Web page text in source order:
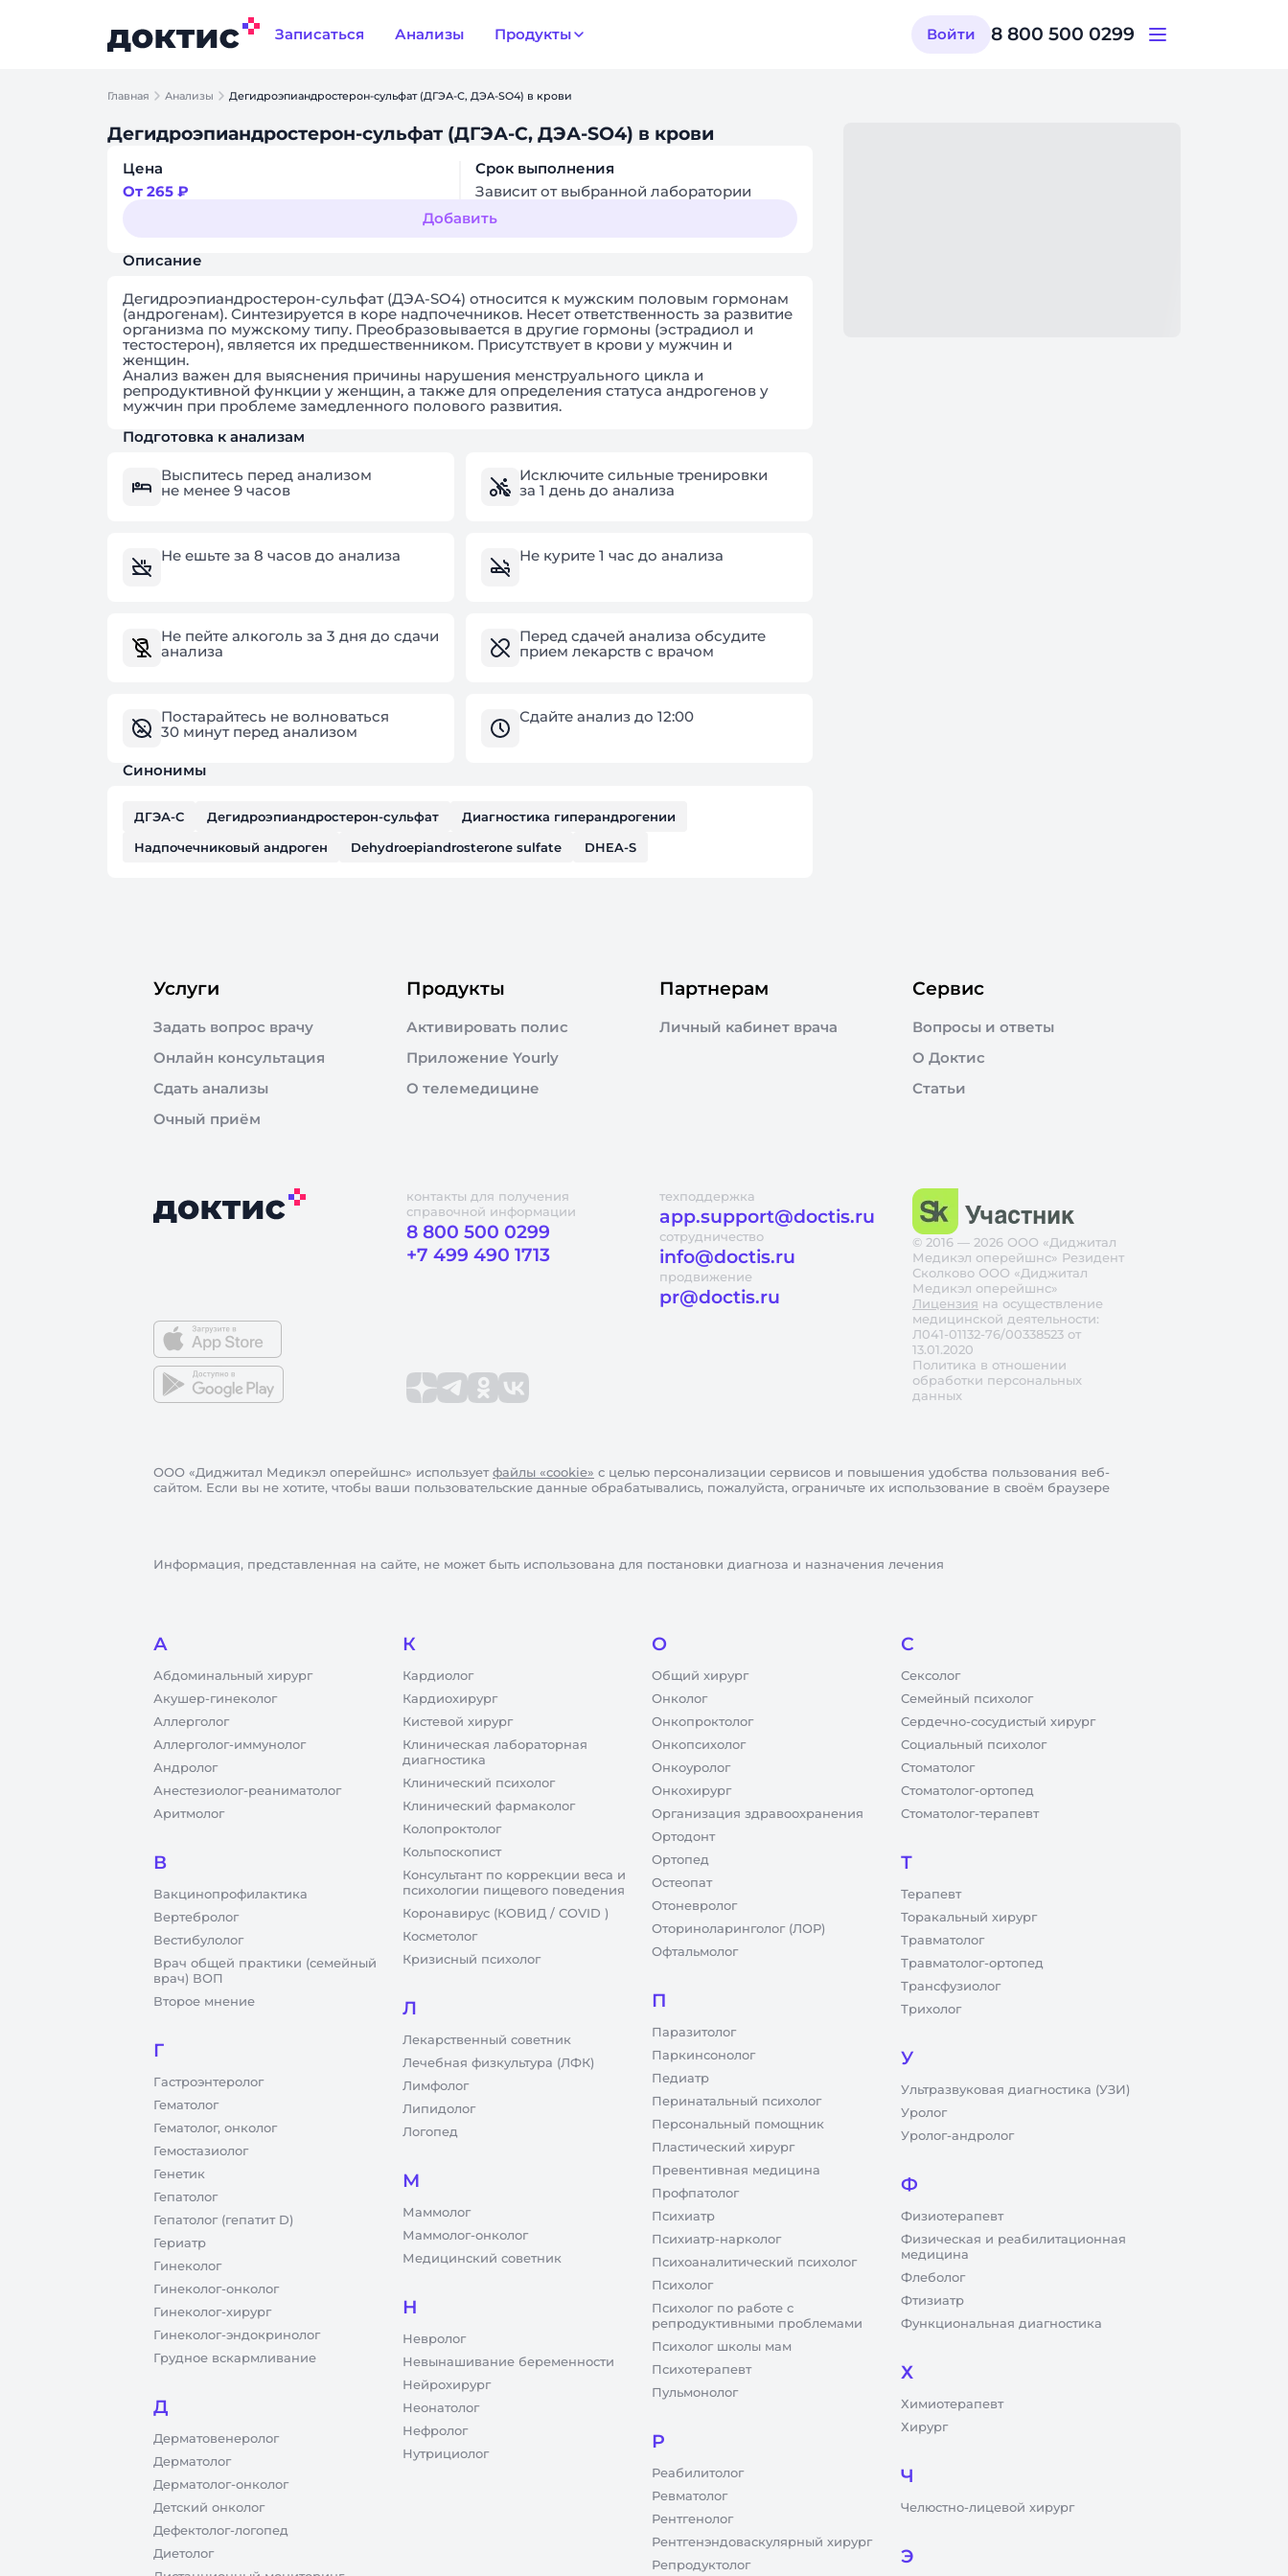
Записаться Анализы Продукты Войти 8 800 500 0299
Главная Анализы Дегидроэпиандростерон-сульфат (ДГЭА-С, ДЭА-SO4) в крови
Дегидроэпиандростерон-сульфат (ДГЭА-С, ДЭА-SO4) в крови
Цена
От 265 ₽
Срок выполнения
Зависит от выбранной лаборатории
Добавить
Описание
Дегидроэпиандростерон-сульфат (ДЭА-SO4) относится к мужским половым гормонам
(андрогенам). Синтезируется в коре надпочечников. Несет ответственность за развитие
организма по мужскому типу. Преобразовывается в другие гормоны (эстрадиол и
тестостерон), является их предшественником. Присутствует в крови у мужчин и
женщин.
Анализ важен для выяснения причины нарушения менструального цикла и
репродуктивной функции у женщин, а также для определения статуса андрогенов у
мужчин при проблеме замедленного полового развития.
Подготовка к анализам
Выспитесь перед анализом
не менее 9 часов
Исключите сильные тренировки
за 1 день до анализа
Не ешьте за 8 часов до анализа Не курите 1 час до анализа
Не пейте алкоголь за 3 дня до сдачи
анализа
Перед сдачей анализа обсудите
прием лекарств с врачом
Постарайтесь не волноваться
30 минут перед анализом
Сдайте анализ до 12:00
Синонимы
ДГЭА-С Дегидроэпиандростерон-сульфат
Диагностика гиперандрогении
Надпочечниковый андроген
Dehydroepiandrosterone sulfate DHEA-S
Услуги
Задать вопрос врачу
Онлайн консультация
Сдать анализы
Очный приём
Продукты
Активировать полис
Приложение Yourly
О телемедицине
Партнерам
Личный кабинет врача
Сервис
Вопросы и ответы
О Доктис
Статьи
контакты для получения
справочной информации
8 800 500 0299
+7 499 490 1713
техподдержка
app.support@doctis.ru
сотрудничество
info@doctis.ru
продвижение
pr@doctis.ru
© 2016 — 2026 ООО «Диджитал
Медикэл оперейшнс» Резидент
Сколково ООО «Диджитал
Медикэл оперейшнс»
Лицензия на осуществление
медицинской деятельности:
Л041-01132-76/00338523 от
13.01.2020
Политика в отношении
обработки персональных
данных
ООО «Диджитал Медикэл оперейшнс» используетфайлы «cookie» с целью персонализации сервисов и повышения удобства пользования веб-
сайтом. Если вы не хотите, чтобы ваши пользовательские данные обрабатывались, пожалуйста, ограничьте их использование в своём браузере
Информация, представленная на сайте, не может быть использована для постановки диагноза и назначения лечения
А
Абдоминальный хирург
Акушер-гинеколог
Аллерголог
Аллерголог-иммунолог
Андролог
Анестезиолог-реаниматолог
Аритмолог
В
Вакцинопрофилактика
Вертебролог
Вестибулолог
Врач общей практики (семейный
врач) ВОП
Второе мнение
Г
Гастроэнтеролог
Гематолог
Гематолог, онколог
Гемостазиолог
Генетик
Гепатолог
Гепатолог (гепатит D)
Гериатр
Гинеколог
Гинеколог-онколог
Гинеколог-хирург
Гинеколог-эндокринолог
Грудное вскармливание
Д
Дерматовенеролог
Дерматолог
Дерматолог-онколог
Детский онколог
Дефектолог-логопед
Диетолог
К
Кардиолог
Кардиохирург
Кистевой хирург
Клиническая лабораторная
диагностика
Клинический психолог
Клинический фармаколог
Колопроктолог
Кольпоскопист
Консультант по коррекции веса и
психологии пищевого поведения
Коронавирус (КОВИД / COVID )
Косметолог
Кризисный психолог
Л
Лекарственный советник
Лечебная физкультура (ЛФК)
Лимфолог
Липидолог
Логопед
М
Маммолог
Маммолог-онколог
Медицинский советник
Н
Невролог
Невынашивание беременности
Нейрохирург
Неонатолог
Нефролог
Нутрициолог
О
Общий хирург
Онколог
Онкопроктолог
Онкопсихолог
Онкоуролог
Онкохирург
Организация здравоохранения
Ортодонт
Ортопед
Остеопат
Отоневролог
Оториноларинголог (ЛОР)
Офтальмолог
П
Паразитолог
Паркинсонолог
Педиатр
Перинатальный психолог
Персональный помощник
Пластический хирург
Превентивная медицина
Профпатолог
Психиатр
Психиатр-нарколог
Психоаналитический психолог
Психолог
Психолог по работе с
репродуктивными проблемами
Психолог школы мам
Психотерапевт
Пульмонолог
Р
Реабилитолог
Ревматолог
Рентгенолог
Рентгенэндоваскулярный хирург
Репродуктолог
С
Сексолог
Семейный психолог
Сердечно-сосудистый хирург
Социальный психолог
Стоматолог
Стоматолог-ортопед
Стоматолог-терапевт
Т
Терапевт
Торакальный хирург
Травматолог
Травматолог-ортопед
Трансфузиолог
Трихолог
У
Ультразвуковая диагностика (УЗИ)
Уролог
Уролог-андролог
Ф
Физиотерапевт
Физическая и реабилитационная
медицина
Флеболог
Фтизиатр
Функциональная диагностика
Х
Химиотерапевт
Хирург
Ч
Челюстно-лицевой хирург
Э